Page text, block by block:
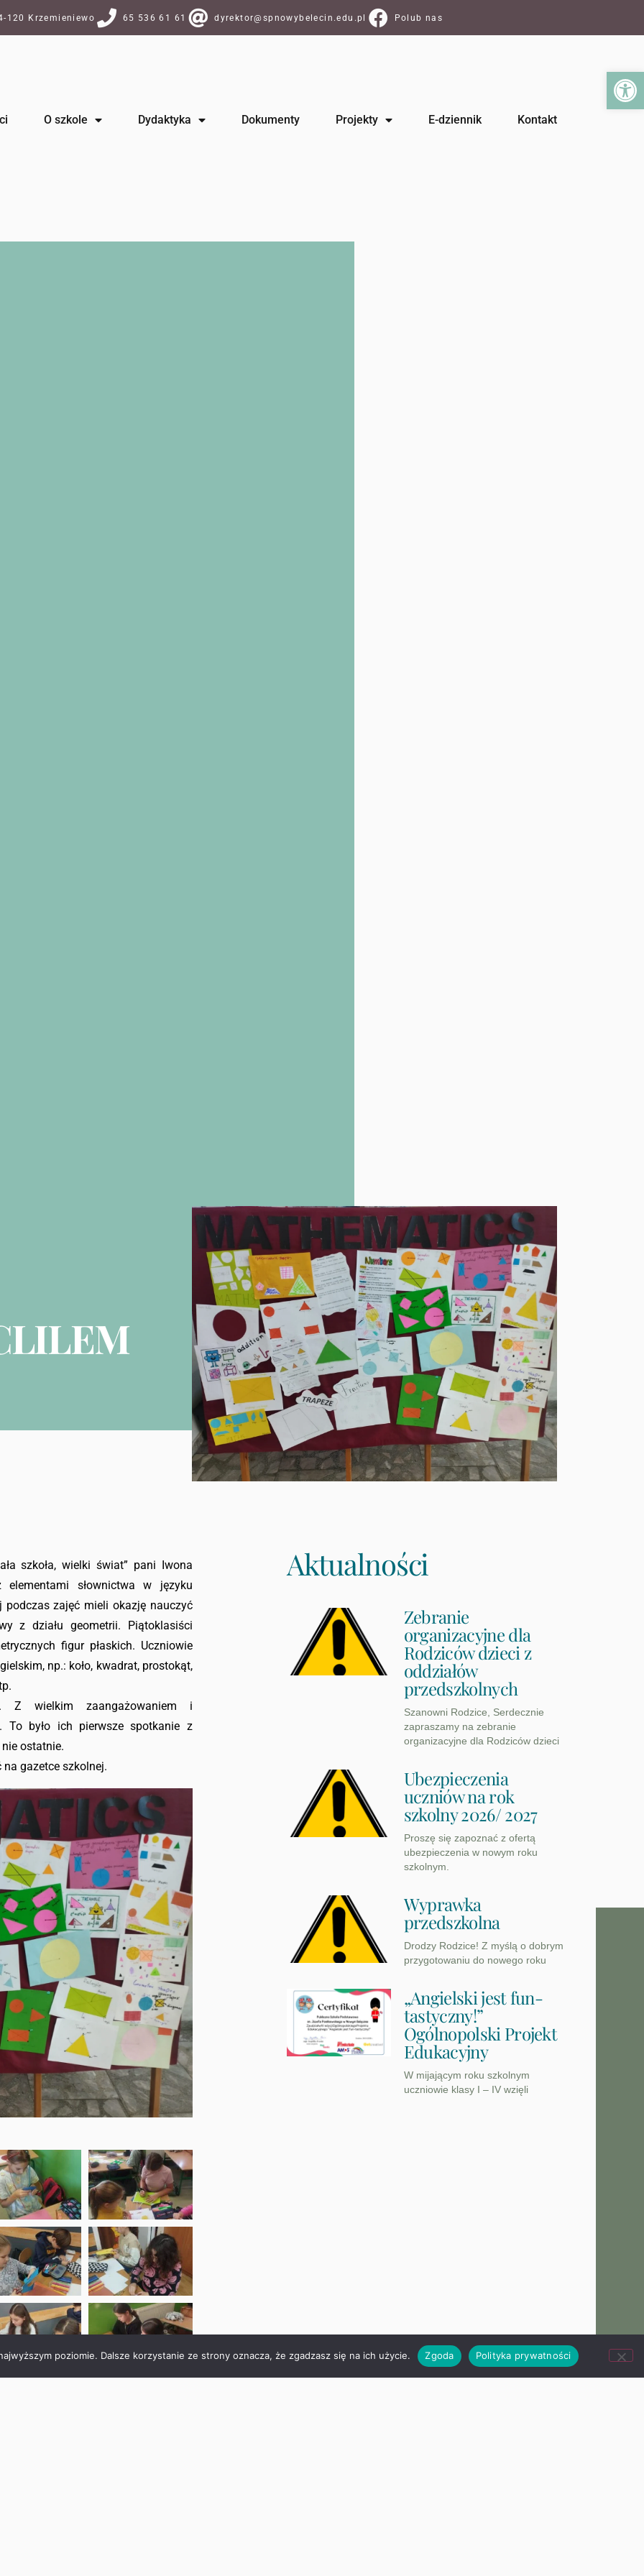
120 Krzemieniewo 65 536 61 61 dyrektor@spnowybelecin.edu.pl Polub nas
O szkole Dydaktyka Dokumenty Projekty E-dziennik Kontakt
szkoła, wielki świat” pani Iwona
elementami słownictwa w języku
zajęć mieli okazję nauczyć
z działu geometrii. Piątoklasiści
figur płaskich. Uczniowie
np.: koło, kwadrat, prostokąt,
Z wielkim zaangażowaniem i
To było ich pierwsze spotkanie z
ostatnie.
gazetce szkolnej.
Aktualności
Zebranie
organizacyjne dla
Rodziców dzieci z
oddziałów
przedszkolnych
Szanowni Rodzice, Serdecznie
zapraszamy na zebranie
organizacyjne dla Rodziców dzieci
Ubezpieczenia
uczniów na rok
szkolny 2026/ 2027
Proszę się zapoznać z ofertą
ubezpieczenia w nowym roku
szkolnym.
Wyprawka
przedszkolna
Drodzy Rodzice! Z myślą o dobrym
przygotowaniu do nowego roku
„Angielski jest fun-
tastyczny!”
Ogólnopolski Projekt
Edukacyjny
W mijającym roku szkolnym
uczniowie klasy I – IV wzięli
poziomie. Dalsze korzystanie ze strony oznacza, że zgadzasz się na ich użycie. Zgoda Polityka prywatności